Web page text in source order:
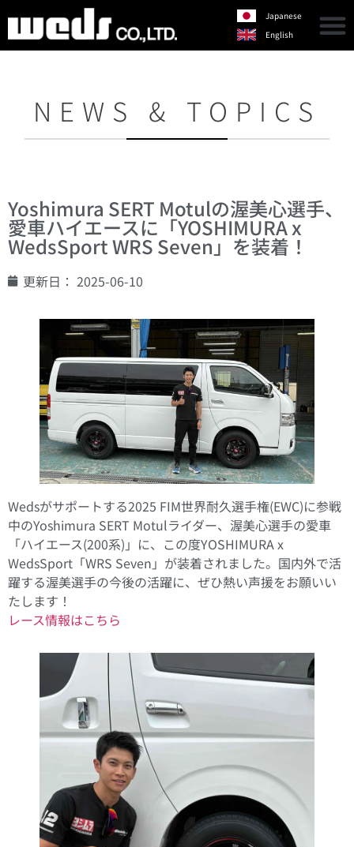
Japanese
English
NEWS & TOPICS
Yoshimura SERT Motulの渥美心選手、
愛車ハイエースに「YOSHIMURA x
WedsSport WRS Seven」を装着！
更新日： 2025-06-10
Wedsがサポートする2025 FIM世界耐久選手権(EWC)に参戦
中のYoshimura SERT Motulライダー、渥美心選手の愛車
「ハイエース(200系)」に、この度YOSHIMURA x
WedsSport「WRS Seven」が装着されました。国内外で活
躍する渥美選手の今後の活躍に、ぜひ熱い声援をお願いい
たします！
レース情報はこちら